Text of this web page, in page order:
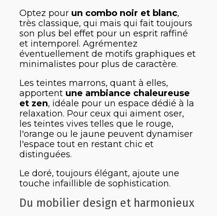
Optez pour un combo noir et blanc,
très classique, qui mais qui fait toujours
son plus bel effet pour un esprit raffiné
et intemporel. Agrémentez
éventuellement de motifs graphiques et
minimalistes pour plus de caractère.
Les teintes marrons, quant à elles,
apportent une ambiance chaleureuse
et zen, idéale pour un espace dédié à la
relaxation. Pour ceux qui aiment oser,
les teintes vives telles que le rouge,
l'orange ou le jaune peuvent dynamiser
l'espace tout en restant chic et
distinguées.
Le doré, toujours élégant, ajoute une
touche infaillible de sophistication.
Du mobilier design et harmonieux